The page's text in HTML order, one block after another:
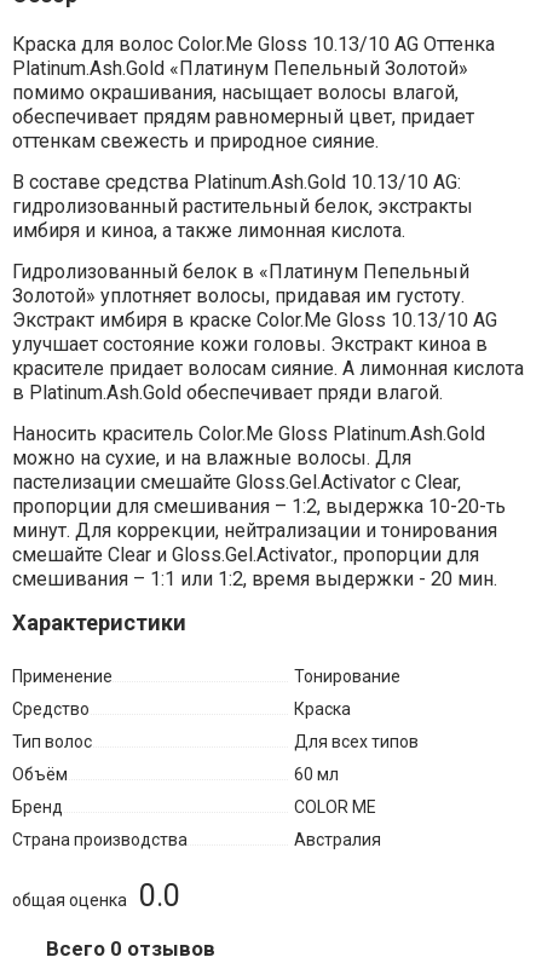
Краска для волос Color.Me Gloss 10.13/10 AG Оттенка
Platinum.Ash.Gold «Платинум Пепельный Золотой»
помимо окрашивания, насыщает волосы влагой,
обеспечивает прядям равномерный цвет, придает
оттенкам свежесть и природное сияние.
В составе средства Platinum.Ash.Gold 10.13/10 AG:
гидролизованный растительный белок, экстракты
имбиря и киноа, а также лимонная кислота.
Гидролизованный белок в «Платинум Пепельный
Золотой» уплотняет волосы, придавая им густоту.
Экстракт имбиря в краске Color.Me Gloss 10.13/10 AG
улучшает состояние кожи головы. Экстракт киноа в
красителе придает волосам сияние. А лимонная кислота
в Platinum.Ash.Gold обеспечивает пряди влагой.
Наносить краситель Color.Me Gloss Platinum.Ash.Gold
можно на сухие, и на влажные волосы. Для
пастелизации смешайте Gloss.Gel.Activator с Clear,
пропорции для смешивания – 1:2, выдержка 10-20-ть
минут. Для коррекции, нейтрализации и тонирования
смешайте Clear и Gloss.Gel.Activator., пропорции для
смешивания – 1:1 или 1:2, время выдержки - 20 мин.
Характеристики
Применение
Тонирование
Средство
Краска
Тип волос
Для всех типов
Объём
60 мл
Бренд
COLOR ME
Страна производства
Австралия
0.0
общая оценка
Всего 0 отзывов